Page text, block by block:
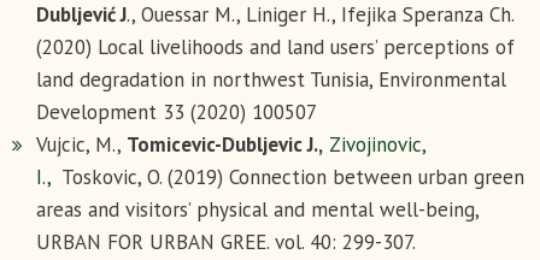
Dubljević J., Ouessar M., Liniger H., Ifejika Speranza Ch.
(2020) Local livelihoods and land users’ perceptions of
land degradation in northwest Tunisia, Environmental
Development 33 (2020) 100507
Vujcic, M., Tomicevic-Dubljevic J., Zivojinovic,
I., Toskovic, O. (2019) Connection between urban green
areas and visitors’ physical and mental well-being,
URBAN FOR URBAN GREE. vol. 40: 299-307.